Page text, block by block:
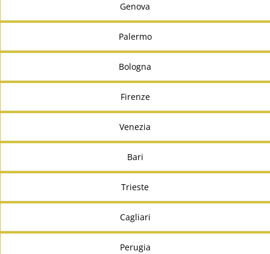
Genova
Palermo
Bologna
Firenze
Venezia
Bari
Trieste
Cagliari
Perugia